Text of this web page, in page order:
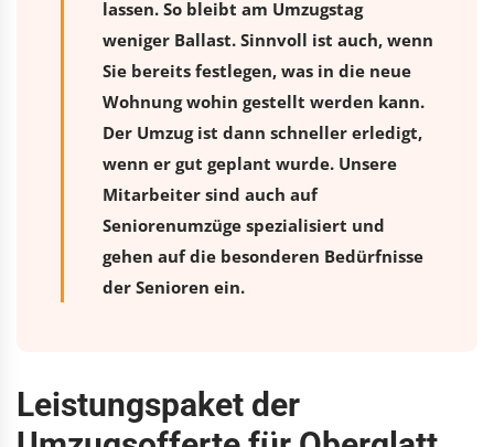
lassen. So bleibt am Umzugstag
weniger Ballast. Sinnvoll ist auch, wenn
Sie bereits festlegen, was in die neue
Wohnung wohin gestellt werden kann.
Der Umzug ist dann schneller erledigt,
wenn er gut geplant wurde. Unsere
Mitarbeiter sind auch auf
Seniorenumzüge spezialisiert und
gehen auf die besonderen Bedürfnisse
der Senioren ein.
Leistungspaket der